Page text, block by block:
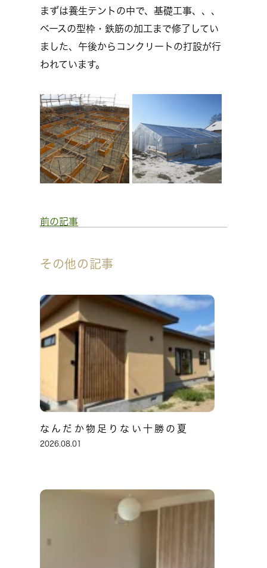
まずは養生テントの中で、基礎工事、、、
ベースの型枠・鉄筋の加工まで修了してい
ました、午後からコンクリートの打設が行
われています。
前の記事
その他の記事
なんだか物足りない十勝の夏
2026.08.01